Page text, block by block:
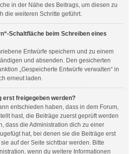
in der Nähe des Beitrags, um diesen zu
die weiteren Schritte geführt.
Schaltfläche beim Schreiben eines
Entwürfe speichern und zu einem
und absenden. Den gesicherten
„Gespeicherte Entwürfe verwalten“ in
erneut laden.
erst freigegeben werden?
entschieden haben, dass in dem Forum,
hast, die Beiträge zuerst geprüft werden
dass die Administration dich zu einer
hat, bei denen sie die Beiträge erst
auf der Seite sichtbar werden. Bitte
wenn du weitere Informationen